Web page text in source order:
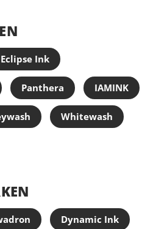
Inhalt:
Basis:
Eclipse Ink
Panthera IAMINK
Whitewash
Dynamic Ink